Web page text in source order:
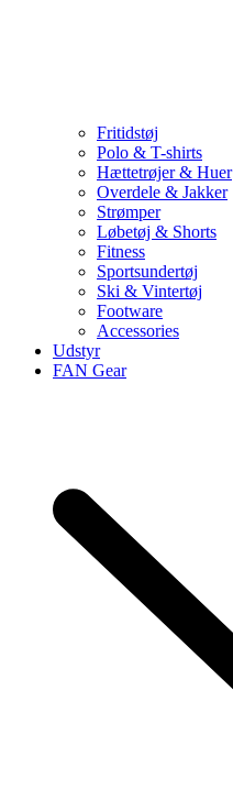
Fritidstøj
Polo & T-shirts
Hættetrøjer & Huer
Overdele & Jakker
Strømper
Løbetøj & Shorts
Fitness
Sportsundertøj
Ski & Vintertøj
Footware
Accessories
Udstyr
FAN Gear